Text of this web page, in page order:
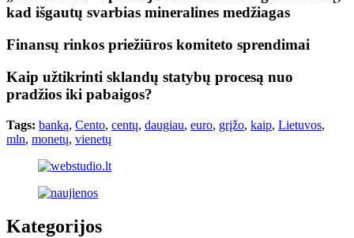
kad išgautų svarbias mineralines medžiagas
Finansų rinkos priežiūros komiteto sprendimai
Kaip užtikrinti sklandų statybų procesą nuo
pradžios iki pabaigos?
Tags: banką, Cento, centų, daugiau, euro, grįžo, kaip, Lietuvos,
mln, monetų, vienetų
Kategorijos